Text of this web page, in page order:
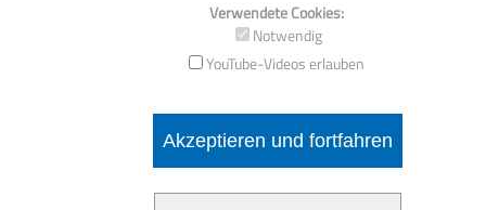
Verwendete Cookies:
Notwendig
YouTube-Videos erlauben
Akzeptieren und fortfahren